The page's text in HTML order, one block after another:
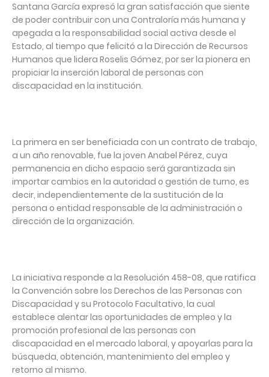
Santana García expresó la gran satisfacción que siente
de poder contribuir con una Contraloría más humana y
apegada a la responsabilidad social activa desde el
Estado, al tiempo que felicitó a la Dirección de Recursos
Humanos que lidera Roselis Gómez, por ser la pionera en
propiciar la inserción laboral de personas con
discapacidad en la institución.
La primera en ser beneficiada con un contrato de trabajo,
a un año renovable, fue la joven Anabel Pérez, cuya
permanencia en dicho espacio será garantizada sin
importar cambios en la autoridad o gestión de turno, es
decir, independientemente de la sustitución de la
persona o entidad responsable de la administración o
dirección de la organización.
La iniciativa responde a la Resolución 458-08, que ratifica
la Convención sobre los Derechos de las Personas con
Discapacidad y su Protocolo Facultativo, la cual
establece alentar las oportunidades de empleo y la
promoción profesional de las personas con
discapacidad en el mercado laboral, y apoyarlas para la
búsqueda, obtención, mantenimiento del empleo y
retorno al mismo.